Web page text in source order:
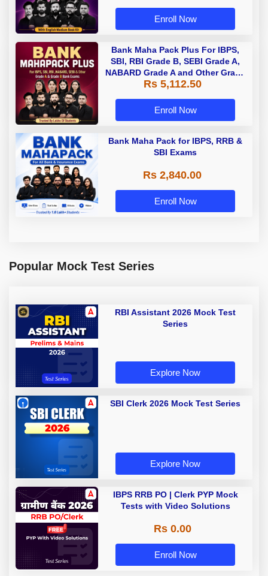
Enroll Now
Bank Maha Pack Plus For IBPS,
SBI, RBI Grade B, SEBI Grade A,
NABARD Grade A and Other Grade
A & Grade B Bank Exams
Rs 5,112.50
Enroll Now
Bank Maha Pack for IBPS, RRB &
SBI Exams
Rs 2,840.00
Enroll Now
Popular Mock Test Series
RBI Assistant 2026 Mock Test
Series
Explore Now
SBI Clerk 2026 Mock Test Series
Explore Now
IBPS RRB PO | Clerk PYP Mock
Tests with Video Solutions
Rs 0.00
Enroll Now